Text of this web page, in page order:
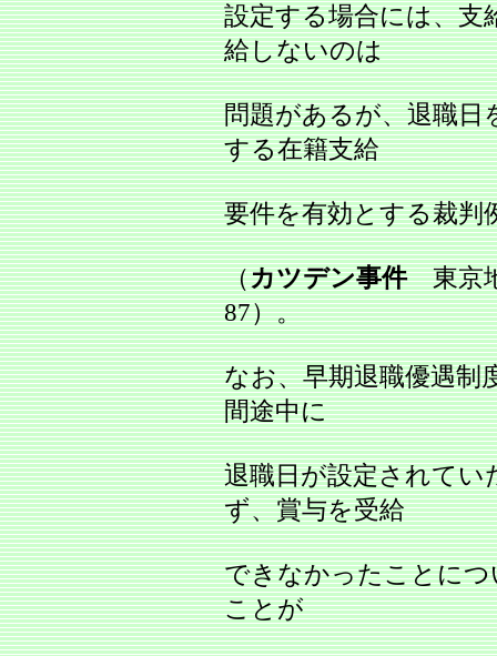
設定する場合には、支
給しないのは
問題があるが、退職日
する在籍支給
要件を有効とする裁判
（カツデン事件東京地
87）。
なお、早期退職優遇制
間途中に
退職日が設定されてい
ず、賞与を受給
できなかったことに
ことが